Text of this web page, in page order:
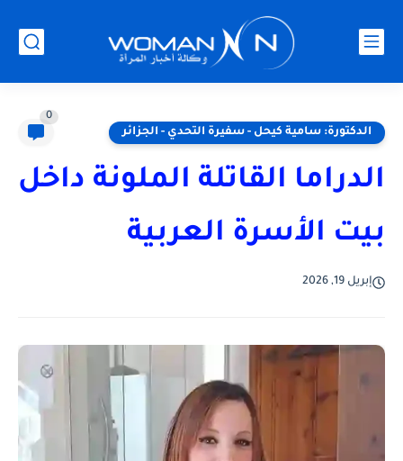
الدكتورة: سامية كيحل - سفيرة التحدي - الجزائر
0
الدراما القاتلة الملونة داخل
بيت الأسرة العربية
إبريل 19, 2026